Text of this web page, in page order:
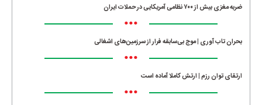
ضربه مغزی بیش از ۷۰۰ نظامی آمریکایی در حملات ایران
•••
بحران تاب آوری | موج بی‌سابقه فرار از سرزمین‌های اشغالی
•••
ارتقای توان رزم | ارتش کاملا آماده است
•••